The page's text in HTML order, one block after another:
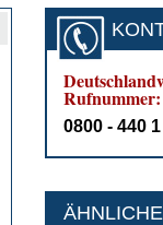
Rufnummer:
0800 - 440